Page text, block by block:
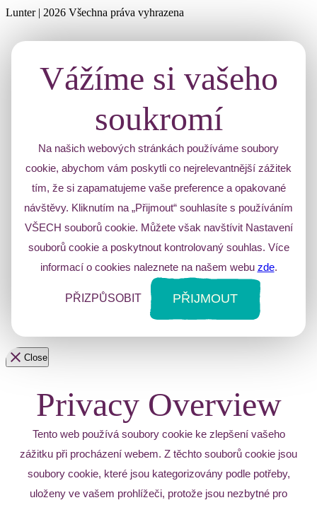
Lunter | 2026 Všechna práva vyhrazena
Vážíme si vašeho
soukromí
Na našich webových stránkách používáme soubory
cookie, abychom vám poskytli co nejrelevantnější zážitek
tím, že si zapamatujeme vaše preference a opakované
návštěvy. Kliknutím na „Přijmout“ souhlasíte s používáním
VŠECH souborů cookie. Můžete však navštívit Nastavení
souborů cookie a poskytnout kontrolovaný souhlas. Více
informací o cookies naleznete na našem webu zde.
PŘIZPŮSOBIT PŘIJMOUT
Close
Privacy Overview
Tento web používá soubory cookie ke zlepšení vašeho
zážitku při procházení webem. Z těchto souborů cookie jsou
soubory cookie, které jsou kategorizovány podle potřeby,
uloženy ve vašem prohlížeči, protože jsou nezbytné pro